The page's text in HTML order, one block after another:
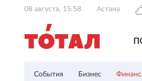
08 августа, 15:58 Астана
События Бизнес